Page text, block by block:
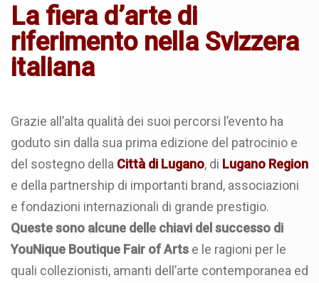
La fiera d’arte di
riferimento nella Svizzera
italiana
Grazie all’alta qualità dei suoi percorsi l’evento ha
goduto sin dalla sua prima edizione del patrocinio e
del sostegno della Città di Lugano, di Lugano Region
e della partnership di importanti brand, associazioni
e fondazioni internazionali di grande prestigio.
Queste sono alcune delle chiavi del successo di
YouNique Boutique Fair of Arts e le ragioni per le
quali collezionisti, amanti dell’arte contemporanea ed